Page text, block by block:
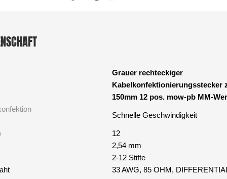
Grauer rechteckiger
Kabelkonfektionierungsstecker
150mm 12 pos. mow-pb MM-
Schnelle Geschwindigkeit
12
2,54 mm
2-12 Stifte
33 AWG, 85 OHM,